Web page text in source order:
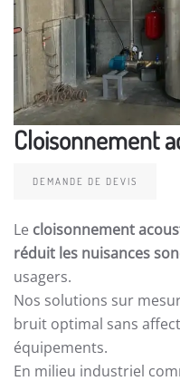
Cloisonnement
DEMANDE DE DEVIS
Le cloisonnement
réduit les nuisances
usagers.
Nos solutions sur
bruit optimal sans
équipements.
En milieu industriel